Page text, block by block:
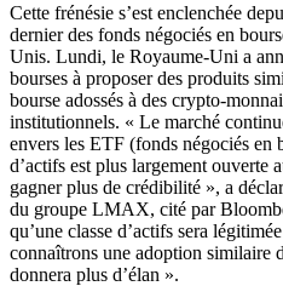
Cette frénésie s’est enclenchée
dernier des fonds négociés en
Unis. Lundi, le Royaume-Uni a
bourses à proposer des produits
bourse adossés à des crypto-
institutionnels. « Le marché
envers les ETF (fonds négociés
d’actifs est plus largement ouverte
gagner plus de crédibilité », a
du groupe LMAX, cité par
qu’une classe d’actifs sera
connaîtrons une adoption similaire
donnera plus d’élan ».